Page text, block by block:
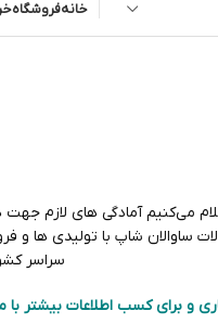
خانهفروشگاه
می‌کنیم آمادگی های لازم
ساوالان شاپ با تولیدی ها و
سراسر
و برای کسب اطلاعات بیشتر با